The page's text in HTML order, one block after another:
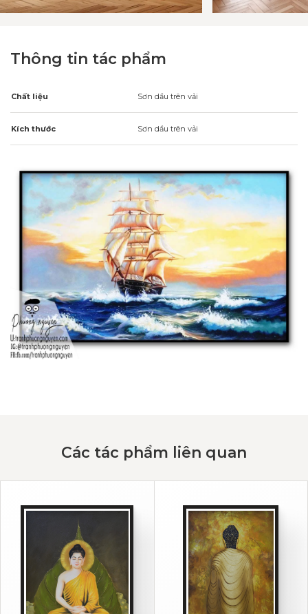
Thông tin tác phẩm
Chất liệu Sơn dầu trên vải
Kích thước Sơn dầu trên vải
Các tác phẩm liên quan